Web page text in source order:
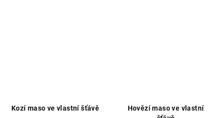
Kozí maso ve vlastní šťávě
Hovězí maso ve vlastní